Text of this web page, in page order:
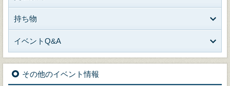
持ち物
イベントQ&A
その他のイベント情報